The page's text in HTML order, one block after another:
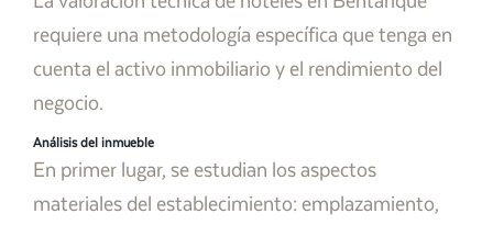
requiere una metodología específica que tenga en
cuenta el activo inmobiliario y el rendimiento del
negocio.
Análisis del inmueble
En primer lugar, se estudian los aspectos
materiales del establecimiento: emplazamiento,